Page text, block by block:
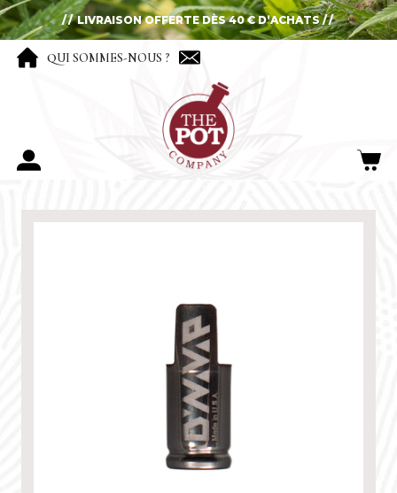
LIVRAISON OFFERTE DÈS 40 € D’ACHATS
QUI SOMMES-NOUS ?